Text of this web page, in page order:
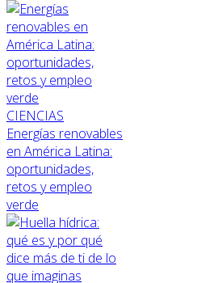
CIENCIAS
Energías renovables
en América Latina:
oportunidades,
retos y empleo
verde